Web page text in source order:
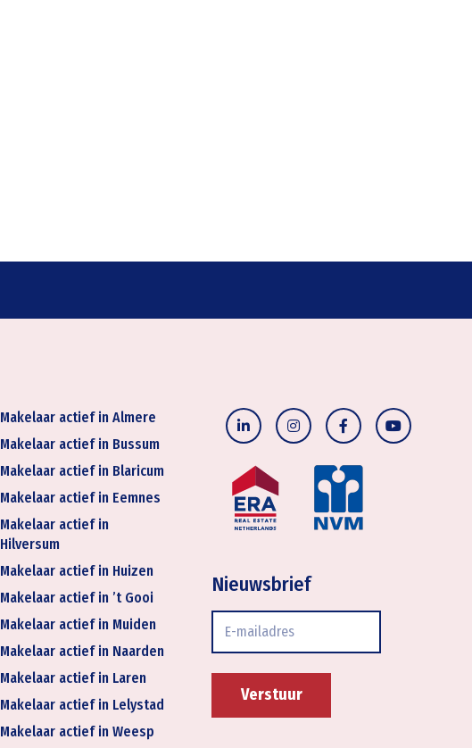
Makelaar actief in Almere
Makelaar actief in Bussum
Makelaar actief in Blaricum
Makelaar actief in Eemnes
Makelaar actief in
Hilversum
Makelaar actief in Huizen
Makelaar actief in ’t Gooi
Makelaar actief in Muiden
Makelaar actief in Naarden
Makelaar actief in Laren
Makelaar actief in Lelystad
Makelaar actief in Weesp
Nieuwsbrief